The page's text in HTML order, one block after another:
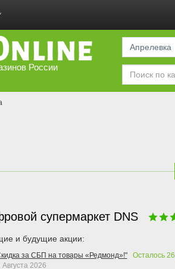
России
Апрелевка
супермаркет DNS
и будущие акции:
за СБП на товары «Редмонд»!" Осталось 26
Августа 2026